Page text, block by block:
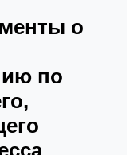
о
по